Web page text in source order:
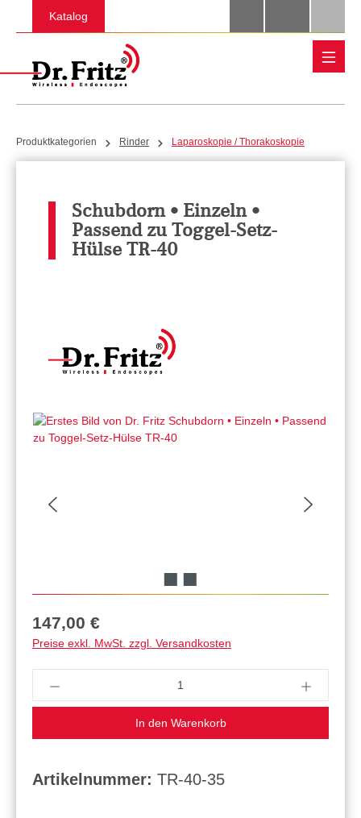
Zum Hauptinhalt springen
Katalog
Produktkategorien Rinder Laparoskopie / Thorakoskopie
Schubdorn • Einzeln •
Passend zu Toggel-Setz-
Hülse TR-40
Regulärer Preis:
147,00 €
Preise exkl. MwSt. zzgl. Versandkosten
Produkt Anzahl: Gib den gewünschten Wert
In den Warenkorb
Artikelnummer: TR-40-35